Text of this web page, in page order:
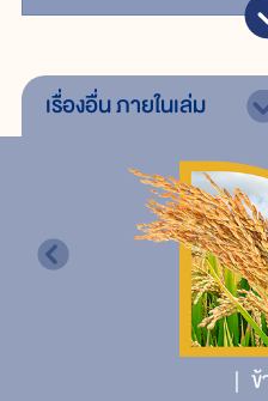
เรื่องอื่นภายในเล่ม